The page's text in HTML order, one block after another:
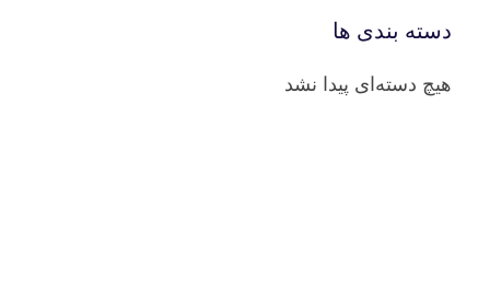
دسته بندی ها
هیچ دسته‌ای پیدا نشد